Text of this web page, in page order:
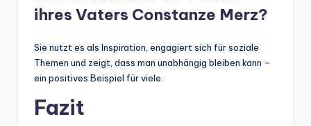
ihres Vaters Constanze Merz?
Sie nutzt es als Inspiration, engagiert sich für soziale
Themen und zeigt, dass man unabhängig bleiben kann –
ein positives Beispiel für viele.
Fazit